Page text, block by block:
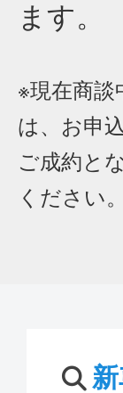
ます。
※現在商
は、お申
ご成約と
ください。